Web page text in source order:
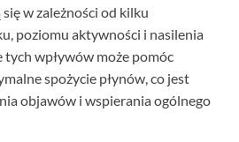
w zależności od kilku
poziomu aktywności i nasilenia
wpływów może pomóc
spożycie płynów, co jest
objawów i wspierania ogólnego